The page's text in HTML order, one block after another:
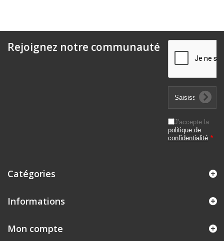
Rejoignez notre communauté
J'accepte la
politique de
confidentialité *
Catégories
Informations
Mon compte